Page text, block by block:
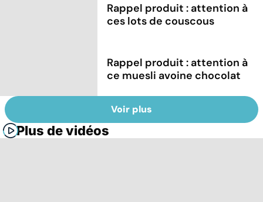
Rappel produit : attention à
ces lots de couscous
Rappel produit : attention à
ce muesli avoine chocolat
Voir plus
Plus de vidéos